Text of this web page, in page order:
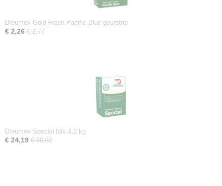
Dreumex Gold Fresh Pacific Blue geurstrip
€ 2,26 € 2,77
Dreumex Special blik 4,2 kg
€ 24,19 € 30,62